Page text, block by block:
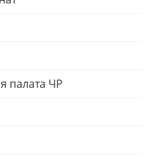
палата ЧР